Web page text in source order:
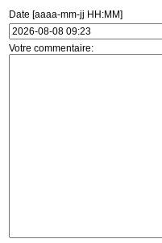
Date [aaaa-mm-jj HH:MM]
Votre commentaire: